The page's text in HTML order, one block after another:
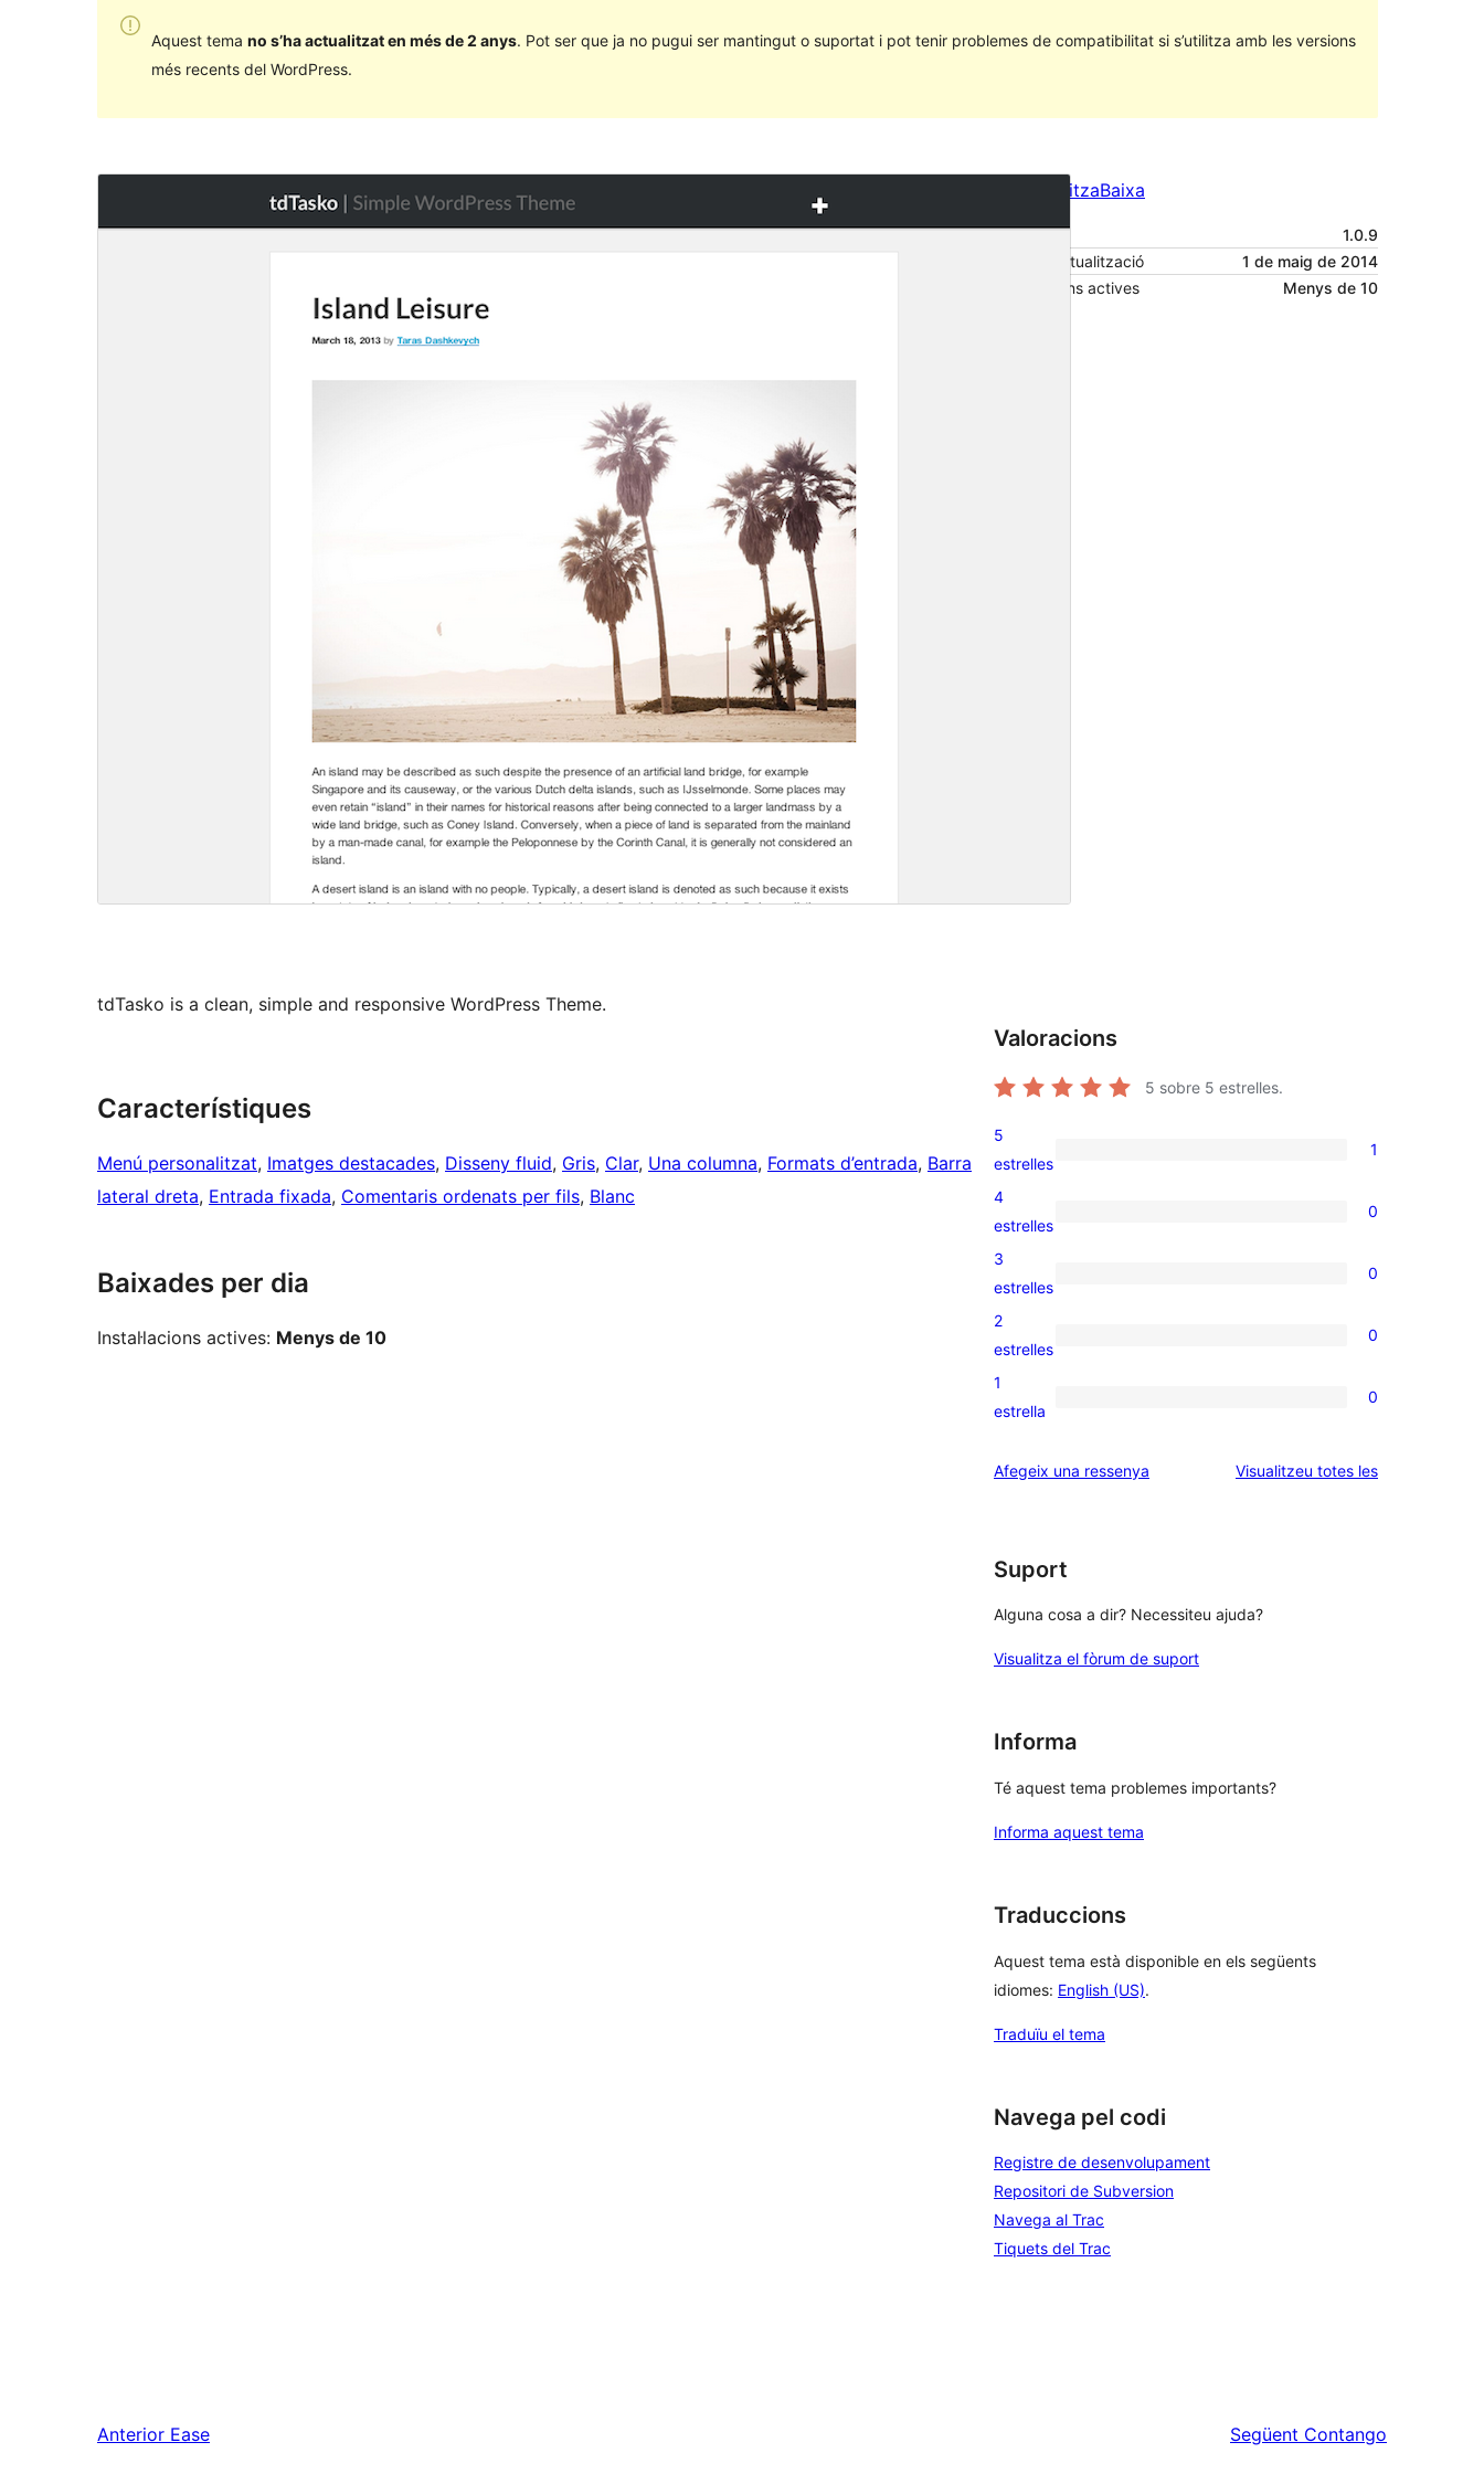
Aquest tema no s’ha actualitzat en més de 2 anys. Pot ser que ja no pugui ser mantingut o suportat i pot tenir problemes de compatibilitat si s’utilitza amb les versions
més recents del WordPress.
PrevisualitzaBaixa
Versió
1.0.9
Darrera actualització
1 de maig de 2014
Instal·lacions actives
Menys de 10
tdTasko is a clean, simple and responsive WordPress Theme.
Característiques
Menú personalitzat, Imatges destacades, Disseny fluid, Gris, Clar, Una columna, Formats d’entrada, Barra
lateral dreta, Entrada fixada, Comentaris ordenats per fils, Blanc
Baixades per dia
Instal·lacions actives: Menys de 10
Valoracions
5 sobre 5 estrelles.
1
valoració
de
5
estrelles
1
0
valoracions
de
4
estrelles
0
0
valoracions
de
3
estrelles
0
0
valoracions
de
estrelles
2
estrelles
0
0
de
1
estrella
0
Afegeix una ressenya Visualitzeu totes lesressenyes
Suport
Alguna cosa a dir? Necessiteu ajuda?
Visualitza el fòrum de suport
Informa
Té aquest tema problemes importants?
Informa aquest tema
Traduccions
Aquest tema està disponible en els següents
idiomes: English (US).
Traduïu el tema
Navega pel codi
Registre de desenvolupament
Repositori de Subversion
Navega al Trac
Tiquets del Trac
Anterior Ease Següent Contango